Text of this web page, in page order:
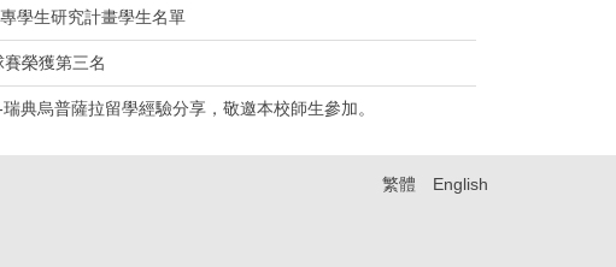
學生研究計畫學生名單
榮獲第三名
典烏普薩拉留學經驗分享，敬邀本校師生參加。
繁體
English